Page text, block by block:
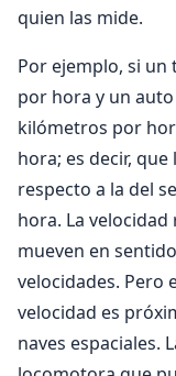
quien las mide.
Por ejemplo, si un
por hora y un
kilómetros por
hora; es decir,
respecto a la del
hora. La
mueven en
velocidades. Pero
velocidad es
naves espaciales.